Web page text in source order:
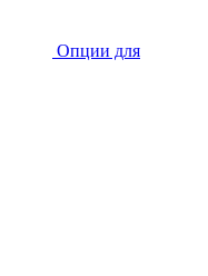
Опции для